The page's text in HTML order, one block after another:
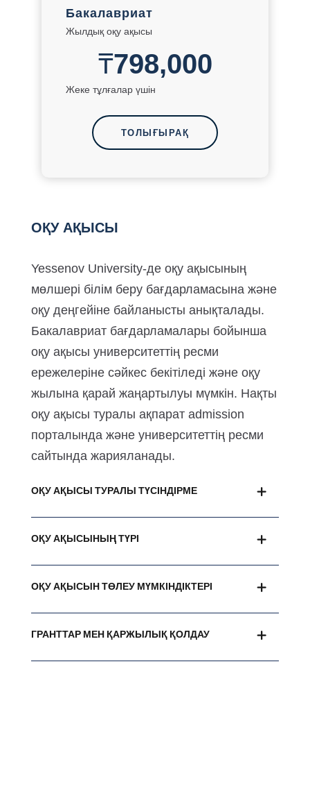
Бакалавриат
Жылдық оқу ақысы
₸798,000
Жеке тұлғалар үшін
ТОЛЫҒЫРАҚ
ОҚУ АҚЫСЫ
Yessenov University-де оқу ақысының
мөлшері білім беру бағдарламасына және
оқу деңгейіне байланысты анықталады.
Бакалавриат бағдарламалары бойынша
оқу ақысы университеттің ресми
ережелеріне сәйкес бекітіледі және оқу
жылына қарай жаңартылуы мүмкін. Нақты
оқу ақысы туралы ақпарат admission
порталында және университеттің ресми
сайтында жарияланады.
ОҚУ АҚЫСЫ ТУРАЛЫ ТҮСІНДІРМЕ
ОҚУ АҚЫСЫНЫҢ ТҮРІ
ОҚУ АҚЫСЫН ТӨЛЕУ МҮМКІНДІКТЕРІ
ГРАНТТАР МЕН ҚАРЖЫЛЫҚ ҚОЛДАУ